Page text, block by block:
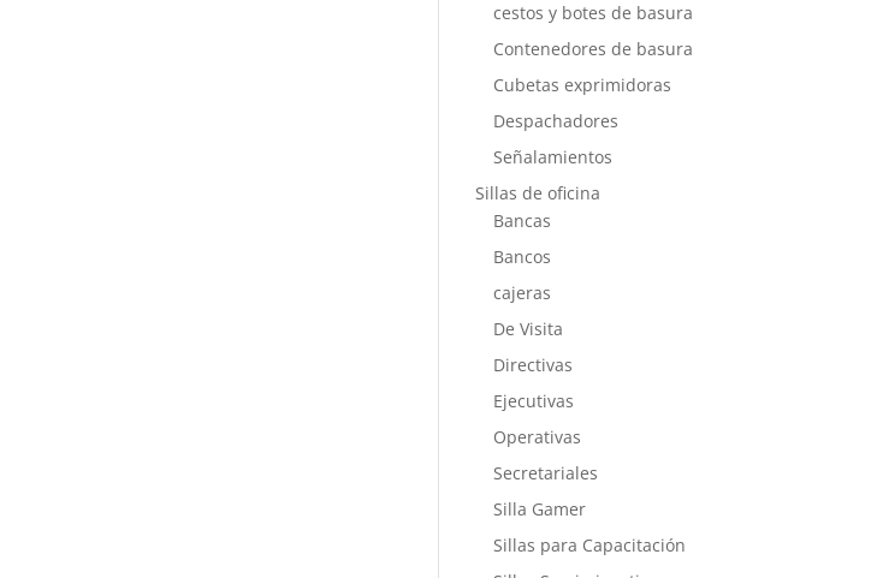
cestos y botes de basura
Contenedores de basura
Cubetas exprimidoras
Despachadores
Señalamientos
Sillas de oficina
Bancas
Bancos
cajeras
De Visita
Directivas
Ejecutivas
Operativas
Secretariales
Silla Gamer
Sillas para Capacitación